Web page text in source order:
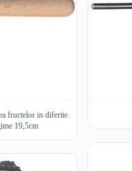
fructelor in diferite
19,5cm